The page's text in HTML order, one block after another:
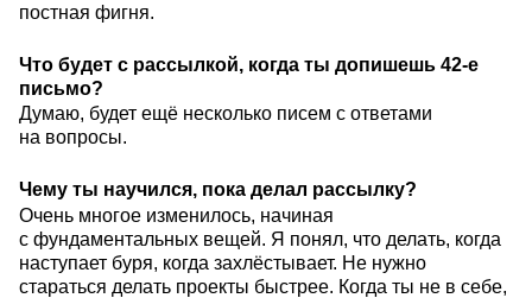
постная фигня.
Что будет с рассылкой, когда ты допишешь 42-е
письмо?
Думаю, будет ещё несколько писем с ответами
на вопросы.
Чему ты научился, пока делал рассылку?
Очень многое изменилось, начиная
с фундаментальных вещей. Я понял, что делать, когда
наступает буря, когда захлёстывает. Не нужно
стараться делать проекты быстрее. Когда ты не в себе,